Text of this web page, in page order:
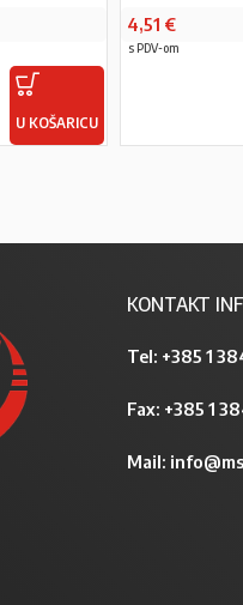
U KOŠARICU
4,51 €
s PDV-om
KONTAKT
Tel: +385 1
Fax: +385 1
Mail: